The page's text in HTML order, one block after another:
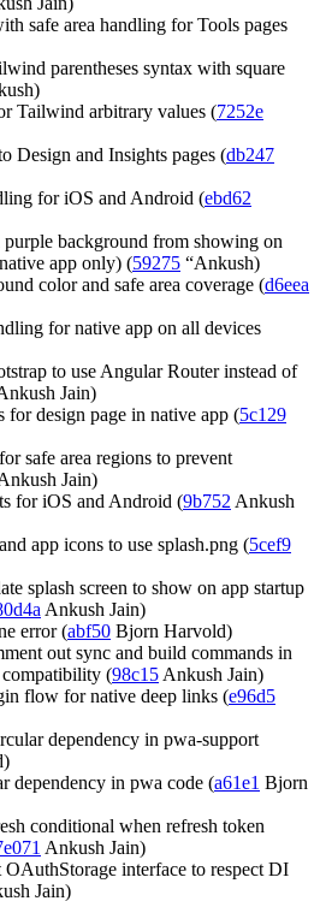
safe area handling for Tools pages
parentheses syntax with square
Tailwind arbitrary values (7252e
Design and Insights pages (db247
for iOS and Android (ebd62
purple background from showing on
app only) (59275 “Ankush)
color and safe area coverage (d6eea
for native app on all devices
to use Angular Router instead of
Jain)
for design page in native app (5c129
safe area regions to prevent
Jain)
for iOS and Android (9b752 Ankush
app icons to use splash.png (5cef9
splash screen to show on app startup
Ankush Jain)
error (abf50 Bjorn Harvold)
out sync and build commands in
(98c15 Ankush Jain)
flow for native deep links (e96d5
dependency in pwa-support
dependency in pwa code (a61e1 Bjorn
conditional when refresh token
Ankush Jain)
OAuthStorage interface to respect DI
Jain)